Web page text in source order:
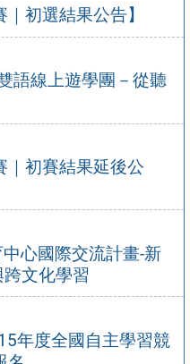
初選結果公告】
語線上遊學團－從聽
｜初賽結果延後公
心國際交流計畫-新
文化學習
年度全國自主學習競